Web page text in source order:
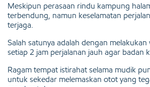
Meskipun perasaan rindu kampung
terbendung, namun keselamatan
terjaga.
Salah satunya adalah dengan
setiap 2 jam perjalanan jauh agar badan
Ragam tempat istirahat selama mudik
untuk sekedar melemaskan otot yang